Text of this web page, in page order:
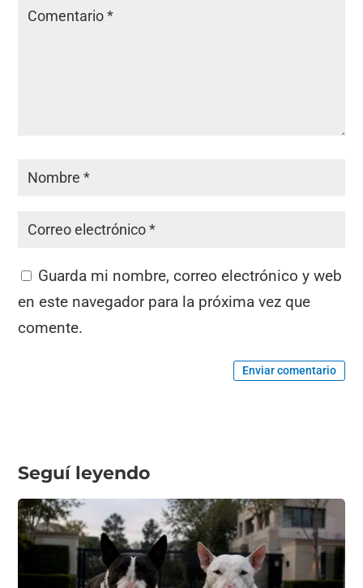
Guarda mi nombre, correo electrónico y web
en este navegador para la próxima vez que
comente.
Enviar comentario
Seguí leyendo